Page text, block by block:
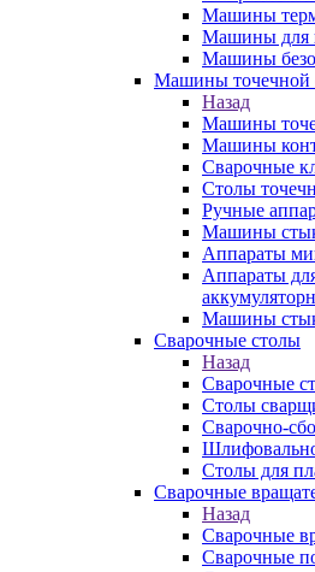
Машины
Машины для
Машины
Машины точечной
Назад
Машины
Машины
Сварочные
Столы
Ручные
Машины
Аппараты
Аппараты
Машины
Сварочные столы
Назад
Сварочные
Столы
Сварочно-
Столы для
Сварочные
Назад
Сварочные
Сварочные